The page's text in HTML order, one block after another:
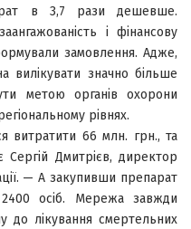
в 3,7 рази дешевше.
і фінансову
замовлення. Адже,
значно більше
метою органів охорони
рівнях.
витратити 66 млн. грн., та
Дмитрієв, директор
— А закупивши препарат
осіб. Мережа завжди
до лікування смертельних